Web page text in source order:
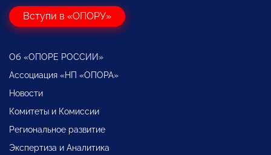
Вступи в «ОПОРУ»
Об «ОПОРЕ РОССИИ»
Ассоциация «НП «ОПОРА»
Новости
Комитеты и Комиссии
Региональное развитие
Экспертиза и Аналитика